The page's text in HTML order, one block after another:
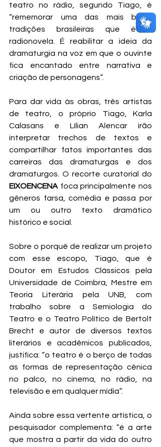
teatro no rádio, segundo Tiago, é
“rememorar uma das mais belas
tradições brasileiras que é a
radionovela. É reabilitar a ideia da
dramaturgia na voz em que o ouvinte
fica encantado entre narrativa e
criação de personagens”.
Para dar vida às obras, três artistas
de teatro, o próprio Tiago, Karla
Calasans e Lílian Alencar irão
interpretar trechos de textos e
compartilhar fatos importantes das
carreiras das dramaturgas e dos
EIXOENCENA foca principalmente nos
gêneros farsa, comédia e passa por
um ou outro texto dramático
histórico e social.
Sobre o porquê de realizar um projeto
com esse escopo, Tiago, que é
Doutor em Estudos Clássicos pela
Universidade de Coimbra, Mestre em
Teoria Literária pela UNB, com
trabalho sobre a Semiologia do
Teatro e o Teatro Político de Bertolt
Brecht e autor de diversos textos
literários e acadêmicos publicados,
justifica: “o teatro é o berço de todas
as formas de representação cênica
no palco, no cinema, no rádio, na
televisão e em qualquer mídia”.
Ainda sobre essa vertente artística, o
pesquisador complementa: “é a arte
que mostra a partir da vida do outro